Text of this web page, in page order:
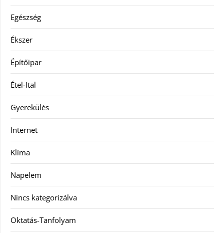
Egészség
Ékszer
Építőipar
Étel-Ital
Gyerekülés
Internet
Klíma
Napelem
Nincs kategorizálva
Oktatás-Tanfolyam